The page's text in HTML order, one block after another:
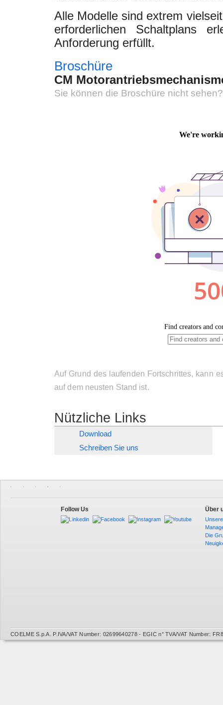
Alle Modelle sind extrem
erforderlichen Schaltplans
Anforderung erfüllt.
Broschüre
CM
Sie können die Broschüre nicht sehen?
Auf Grund des laufenden Fortschrittes, kann
auf dem neusten Stand ist.
Nützliche Links
Download
Schreiben Sie uns
Follow Us Über
Die
COELME S.p.A. P.IVA/VAT Number: 02699640278 - EGIC n° TVA/VAT Number: